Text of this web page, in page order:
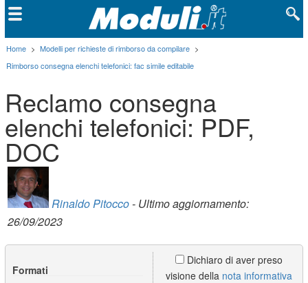
Home > Modelli per richieste di rimborso da compilare >
Rimborso consegna elenchi telefonici: fac simile editabile
Reclamo consegna
elenchi telefonici: PDF,
DOC
Rinaldo Pitocco- Ultimo aggiornamento:
26/09/2023
Formati
Dichiaro di aver preso
visione della nota informativa